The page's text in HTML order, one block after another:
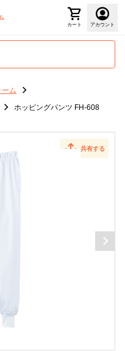
カート アカウント
ム
ホッピングパンツ FH-608
共有する